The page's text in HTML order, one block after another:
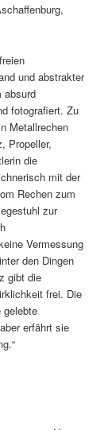
und abstrakter
absurd
fotografiert. Zu
Metallrechen
Propeller,
die
mit der
Rechen zum
zur
Vermessung
den Dingen
gibt die
frei. Die
gelebte
erfährt sie